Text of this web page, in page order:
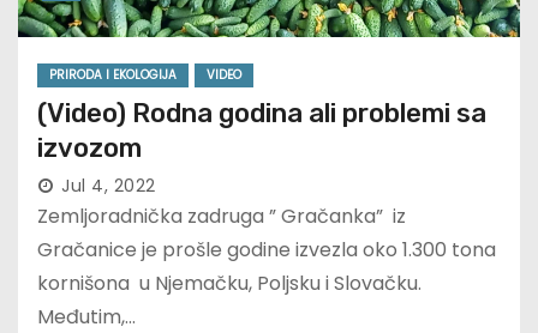
PRIRODA I EKOLOGIJA VIDEO
(Video) Rodna godina ali problemi sa
izvozom
Jul 4, 2022
Zemljoradnička zadruga ” Gračanka” iz
Gračanice je prošle godine izvezla oko 1.300 tona
kornišona u Njemačku, Poljsku i Slovačku.
Međutim,…